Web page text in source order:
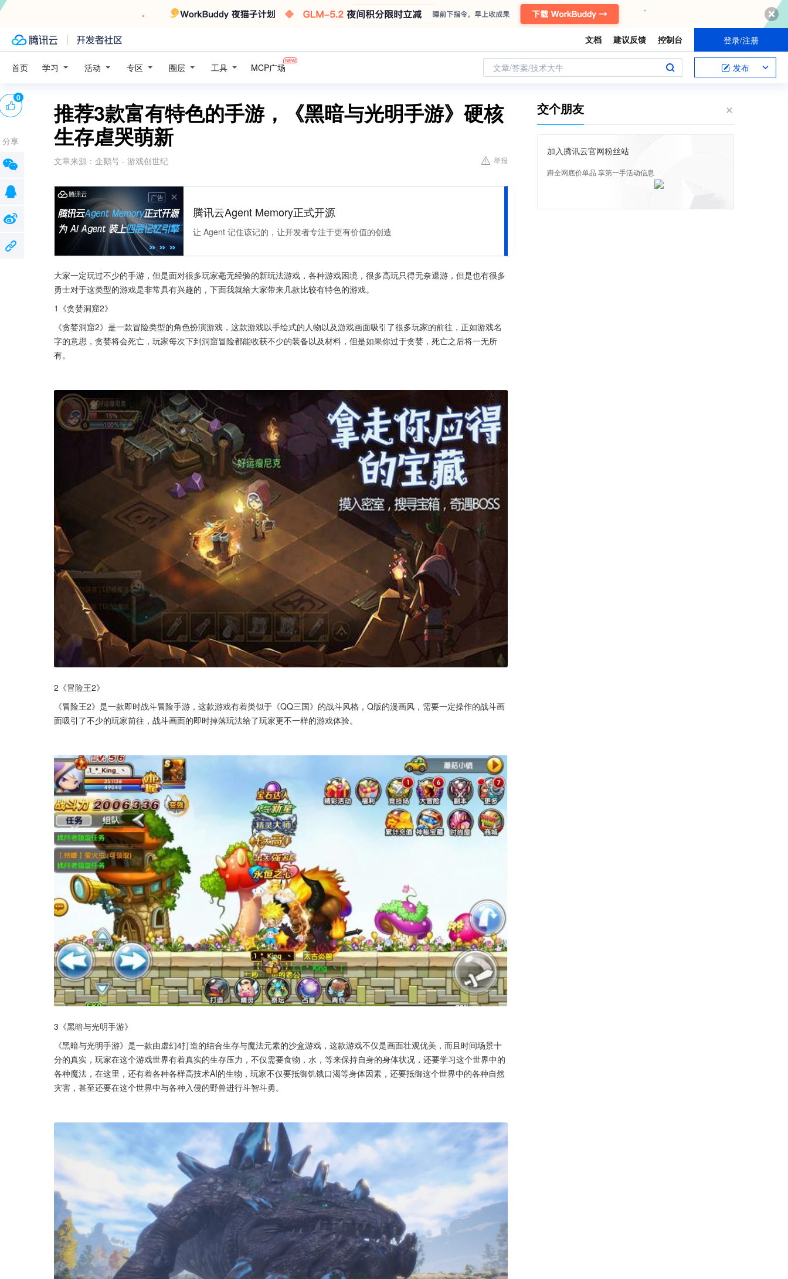
文档 建议反馈 控制台 登录/注册
首页 学习 活动 专区 圈层 工具 MCP广场 文章/答案/技术大牛 发布
推荐3款富有特色的手游，《黑暗与光明手游》硬核
生存虐哭萌新
文章来源： 企鹅号 - 游戏创世纪 举报
广告
腾讯云Agent Memory正式开源
让 Agent 记住该记的，让开发者专注于更有价值的创造
大家一定玩过不少的手游，但是面对很多玩家毫无经验的新玩法游戏，各种游戏困境，很多高玩只得无奈退游，但是也有很多
勇士对于这类型的游戏是非常具有兴趣的，下面我就给大家带来几款比较有特色的游戏。
1《贪婪洞窟2》
《贪婪洞窟2》是一款冒险类型的角色扮演游戏，这款游戏以手绘式的人物以及游戏画面吸引了很多玩家的前往，正如游戏名
字的意思，贪婪将会死亡，玩家每次下到洞窟冒险都能收获不少的装备以及材料，但是如果你过于贪婪，死亡之后将一无所
有。
2《冒险王2》
《冒险王2》是一款即时战斗冒险手游，这款游戏有着类似于《QQ三国》的战斗风格，Q版的漫画风，需要一定操作的战斗画
面吸引了不少的玩家前往，战斗画面的即时掉落玩法给了玩家更不一样的游戏体验。
3《黑暗与光明手游》
《黑暗与光明手游》是一款由虚幻4打造的结合生存与魔法元素的沙盒游戏，这款游戏不仅是画面壮观优美，而且时间场景十
分的真实，玩家在这个游戏世界有着真实的生存压力，不仅需要食物，水，等来保持自身的身体状况，还要学习这个世界中的
各种魔法，在这里，还有着各种各样高技术AI的生物，玩家不仅要抵御饥饿口渴等身体因素，还要抵御这个世界中的各种自然
灾害，甚至还要在这个世界中与各种入侵的野兽进行斗智斗勇。
0
分享
交个朋友
加入腾讯云官网粉丝站
蹲全网底价单品 享第一手活动信息